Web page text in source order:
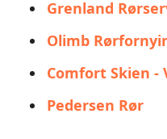
Grenland
Olimb
Comfort Skien -
Pedersen Rør